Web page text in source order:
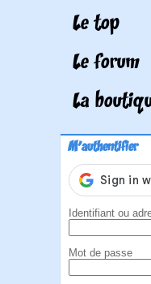
Le top
Le forum
La
M'authentifier
Identifiant ou
Mot de passe